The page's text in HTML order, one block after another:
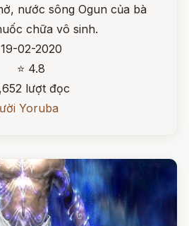
nước sông Ogun của bà
chữa vô sinh.
19-02-2020
⭐ 4.8
lượt đọc
Yoruba